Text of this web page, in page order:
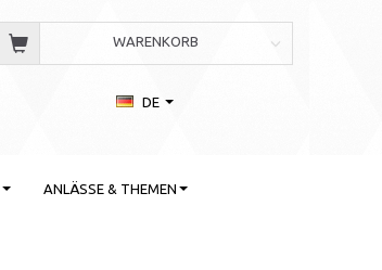
WARENKORB
DE
ANLÄSSE & THEMEN